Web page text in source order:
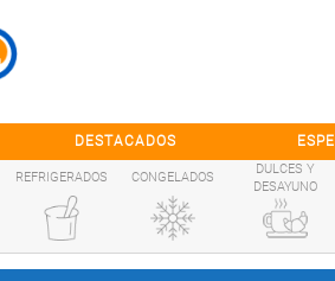
DESTACADOS
REFRIGERADOS CONGELADOS
DULCES Y
DESAYUNO